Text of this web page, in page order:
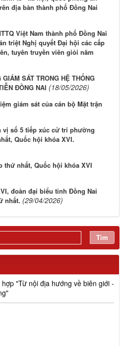
địa bàn thành phố Đồng Nai
Việt Nam thành phố Đồng Nai
triệt Nghị quyết Đại hội các cấp
tuyên truyền viên giỏi năm
SÁT TRONG HỆ THỐNG
ĐỒNG NAI (18/05/2026)
giám sát của cán bộ Mặt trận
vị số 5 tiếp xúc cử tri phường
Quốc hội khóa XVI.
thứ nhất, Quốc hội khóa XVI
đoàn đại biểu tỉnh Đồng Nai
nhất. (29/04/2026)
Tìm
chỉ đạo Hội nghị giao ban công
ký kết giao ước thi đua của cụm
"Từ nội địa hướng về biên giới -